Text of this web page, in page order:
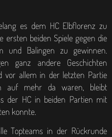
es dem HC Elbflorenz zu
ersten beiden Spiele gegen die
und Balingen zu gewinnen.
ganz andere Geschichten
vor allem in der letzten Partie
auf mehr da waren, bleibt
der HC in beiden Partien mit
konnte.
Topteams in der Rückrunde